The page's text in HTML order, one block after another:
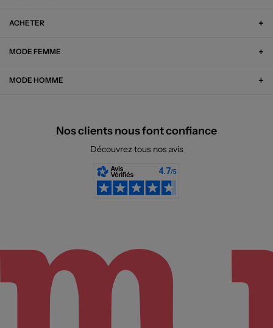
ACHETER
MODE FEMME
MODE HOMME
Nos clients nous font confiance
Découvrez tous nos avis